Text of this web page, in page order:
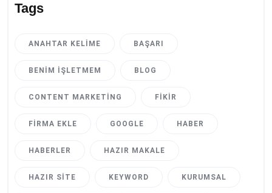
Tags
ANAHTAR KELIME BAŞARI
BENIM İŞLETMEM BLOG
CONTENT MARKETING FIKIR
FIRMA EKLE GOOGLE HABER
HABERLER HAZIR MAKALE
HAZIR SITE KEYWORD KURUMSAL